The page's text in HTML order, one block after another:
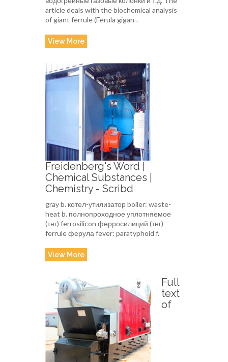
article deals with the biochemical analysis
of giant ferrule (Ferula gigan-.
View More
Freidenberg's Word |
Chemical Substances |
Chemistry - Scribd
gray b. котел-утилизатор boiler: waste-
heat b. полнопроходное уплотняемое
(тнг) ferrosilicon ферросилиций (тнг)
ferrule ферула fever: paratyphoid f.
View More
Full
text
of